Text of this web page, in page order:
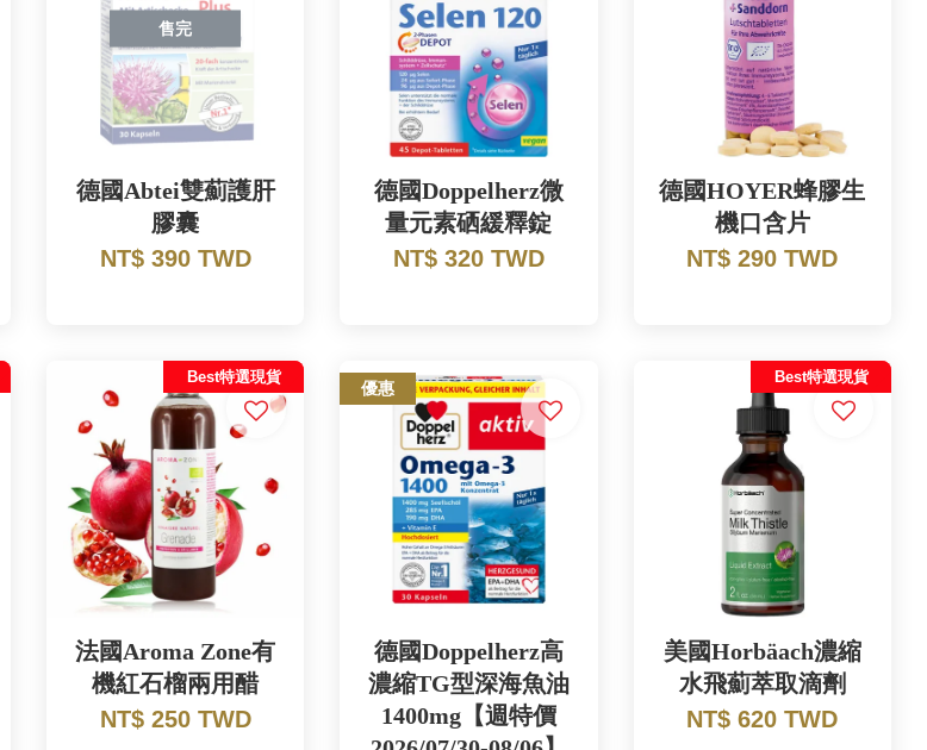
售完
德國Abtei雙薊護肝
膠囊
NT$ 390 TWD
德國Doppelherz微
量元素硒緩釋錠
NT$ 320 TWD
德國HOYER蜂膠生
機口含片
NT$ 290 TWD
Best特選現貨
法國Aroma Zone有
機紅石榴兩用醋
NT$ 250 TWD
優惠
德國Doppelherz高
濃縮TG型深海魚油
1400mg【週特價
Best特選現貨
美國Horbäach濃縮
水飛薊萃取滴劑
NT$ 620 TWD